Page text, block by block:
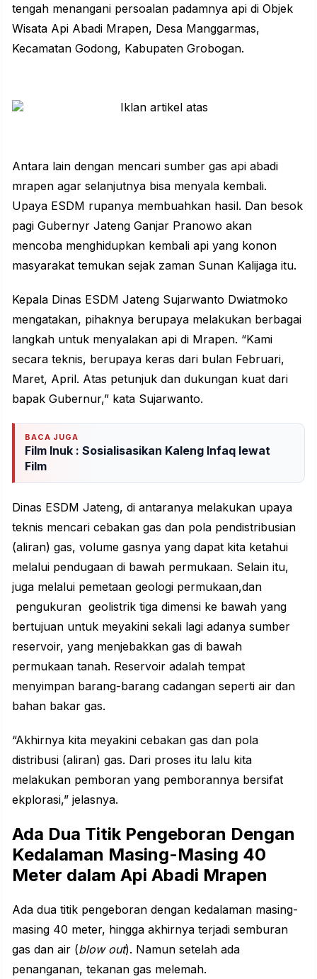
tengah menangani persoalan padamnya api di Objek
Wisata Api Abadi Mrapen, Desa Manggarmas,
Kecamatan Godong, Kabupaten Grobogan.
Antara lain dengan mencari sumber gas api abadi
mrapen agar selanjutnya bisa menyala kembali.
Upaya ESDM rupanya membuahkan hasil. Dan besok
pagi Gubernyr Jateng Ganjar Pranowo akan
mencoba menghidupkan kembali api yang konon
masyarakat temukan sejak zaman Sunan Kalijaga itu.
Kepala Dinas ESDM Jateng Sujarwanto Dwiatmoko
mengatakan, pihaknya berupaya melakukan berbagai
langkah untuk menyalakan api di Mrapen. “Kami
secara teknis, berupaya keras dari bulan Februari,
Maret, April. Atas petunjuk dan dukungan kuat dari
bapak Gubernur,” kata Sujarwanto.
BACA JUGA
Film Inuk : Sosialisasikan Kaleng Infaq lewat
Film
Dinas ESDM Jateng, di antaranya melakukan upaya
teknis mencari cebakan gas dan pola pendistribusian
(aliran) gas, volume gasnya yang dapat kita ketahui
melalui pendugaan di bawah permukaan. Selain itu,
juga melalui pemetaan geologi permukaan,dan
pengukuran geolistrik tiga dimensi ke bawah yang
bertujuan untuk meyakini sekali lagi adanya sumber
reservoir, yang menjebakkan gas di bawah
permukaan tanah. Reservoir adalah tempat
menyimpan barang-barang cadangan seperti air dan
bahan bakar gas.
“Akhirnya kita meyakini cebakan gas dan pola
distribusi (aliran) gas. Dari proses itu lalu kita
melakukan pemboran yang pemborannya bersifat
ekplorasi,” jelasnya.
Ada Dua Titik Pengeboran Dengan
Kedalaman Masing-Masing 40
Meter dalam Api Abadi Mrapen
Ada dua titik pengeboran dengan kedalaman masing-
masing 40 meter, hingga akhirnya terjadi semburan
gas dan air (blow out). Namun setelah ada
penanganan, tekanan gas melemah.